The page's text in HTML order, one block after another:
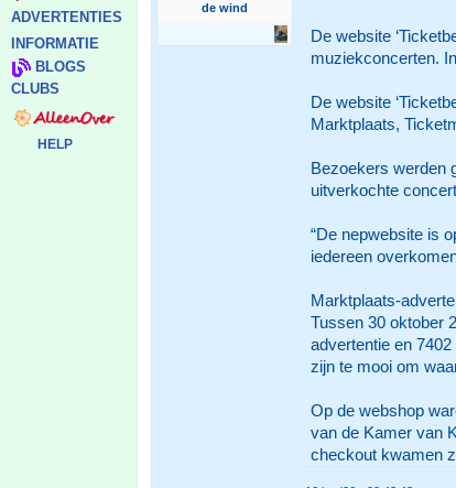
ADVERTENTIES
INFORMATIE
BLOGS
CLUBS
HELP
de wind
De website
muziekconcerten.
De website
Marktplaats,
Bezoekers werden
uitverkochte
“De nepwebsite is
iedereen
Marktplaats-
Tussen 30 oktober
advertentie en
zijn te mooi om
Op de webshop
van de Kamer van
checkout kwamen